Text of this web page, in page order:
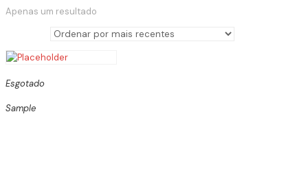
Apenas um resultado
Esgotado
Sample